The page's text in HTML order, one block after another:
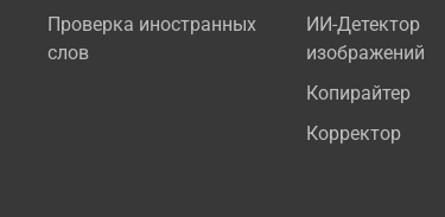
Проверка иностранных
слов
ИИ-Детектор
изображений
Копирайтер
Корректор